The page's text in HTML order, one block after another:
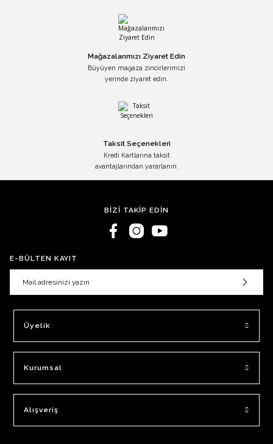
Mağazalarımızı Ziyaret Edin
Büyüyen mağaza zincirlerimizi
yerinde ziyaret edin.
Taksit Seçenekleri
Kredi Kartlarına taksit
avantajlarından yararlanın.
BİZİ TAKİP EDİN
E-BÜLTEN KAYIT
Üyelik
Kurumsal
Alışveriş